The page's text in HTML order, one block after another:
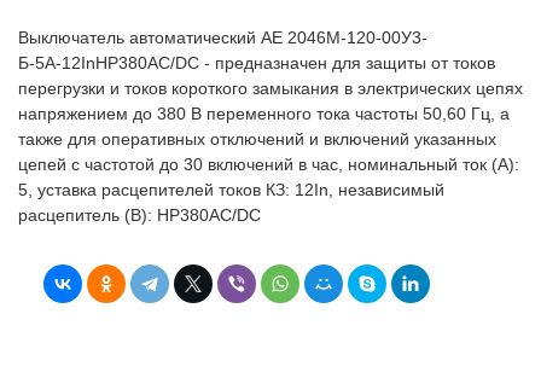
Выключатель автоматический АЕ 2046М-120-00У3-
Б-5А-12InНР380AC/DC - предназначен для защиты от токов
перегрузки и токов короткого замыкания в электрических цепях
напряжением до 380 В переменного тока частоты 50,60 Гц, а
также для оперативных отключений и включений указанных
цепей с частотой до 30 включений в час, номинальный ток (А):
5, уставка расцепителей токов КЗ: 12In, независимый
расцепитель (В): НР380AC/DC